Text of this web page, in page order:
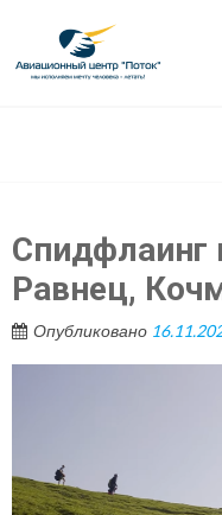
Спидфлаинг
Равнец,
Опубликовано